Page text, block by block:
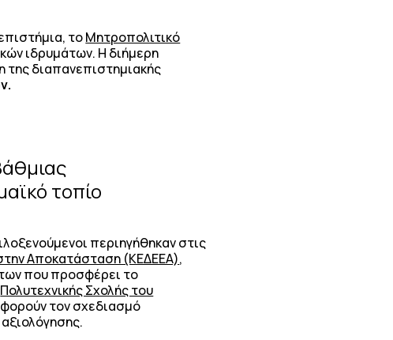
τοΜητροπολιτικό
ιδρυμάτων. Η διήμερη
της διαπανεπιστημιακής
τοπίο
περιηγήθηκαν στις
Αποκατάσταση (ΚΕΔΕΕΑ),
που προσφέρει το
Πολυτεχνικής Σχολής του
τον σχεδιασμό